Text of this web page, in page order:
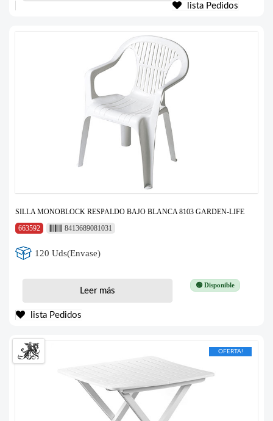
lista Pedidos
SILLA MONOBLOCK RESPALDO BAJO BLANCA 8103 GARDEN-LIFE
663592
8413689081031
120 Uds(Envase)
🟢 Disponible
Leer más
lista Pedidos
OFERTA!